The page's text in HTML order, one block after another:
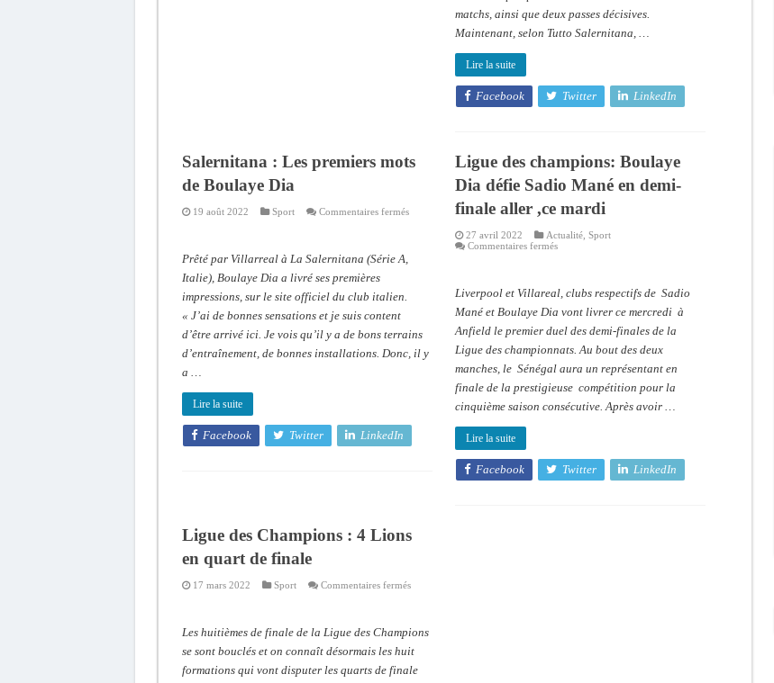
matchs, ainsi que deux passes décisives.
Maintenant, selon Tutto Salernitana, …
Lire la suite
Facebook Twitter LinkedIn
Salernitana : Les premiers mots
de Boulaye Dia
19 août 2022 Sport Commentaires ferméssur
mots
Prêté par Villarreal à La Salernitana (Série A,
Italie), Boulaye Dia a livré ses premières
impressions, sur le site officiel du club italien.
« J’ai de bonnes sensations et je suis content
d’être arrivé ici. Je vois qu’il y a de bons terrains
d’entraînement, de bonnes installations. Donc, il y
a …
Lire la suite
Facebook Twitter LinkedIn
Ligue des champions: Boulaye
Dia défie Sadio Mané en demi-
finale aller ,ce mardi
27 avril 2022 Actualité ,Sport
Commentaires ferméssur
Boulaye
Dia
défie
Mané
demi-
aller
,ce
Liverpool et Villareal, clubs respectifs de Sadio
Mané et Boulaye Dia vont livrer ce mercredi à
Anfield le premier duel des demi-finales de la
Ligue des championnats. Au bout des deux
manches, le Sénégal aura un représentant en
finale de la prestigieuse compétition pour la
cinquième saison consécutive. Après avoir …
Lire la suite
Facebook Twitter LinkedIn
Ligue des Champions : 4 Lions
en quart de finale
17 mars 2022 Sport Commentaires ferméssur
:
4
Lions
quart
Les huitièmes de finale de la Ligue des Champions
se sont bouclés et on connaît désormais les huit
formations qui vont disputer les quarts de finale